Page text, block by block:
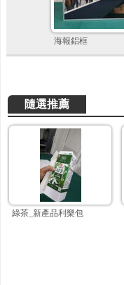
海報鋁框
隨選推薦
綠茶_新產品利樂包